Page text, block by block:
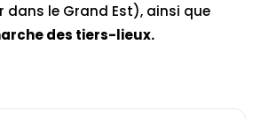
le Grand Est), ainsi que
des tiers-lieux.